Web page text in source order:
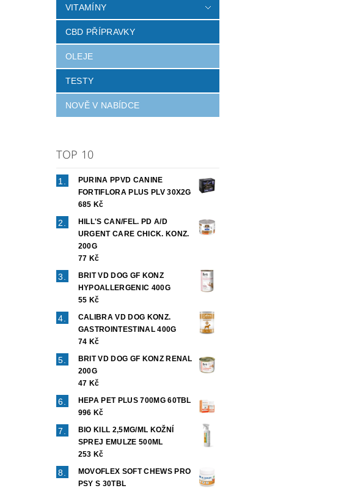
VITAMÍNY
CBD PŘÍPRAVKY
OLEJE
TESTY
NOVĚ V NABÍDCE
TOP 10
PURINA PPVD CANINE
FORTIFLORA PLUS PLV 30X2G
685 Kč
HILL'S CAN/FEL. PD A/D
URGENT CARE CHICK. KONZ.
200G
77 Kč
BRIT VD DOG GF KONZ
HYPOALLERGENIC 400G
55 Kč
CALIBRA VD DOG KONZ.
GASTROINTESTINAL 400G
74 Kč
BRIT VD DOG GF KONZ RENAL
200G
47 Kč
HEPA PET PLUS 700MG 60TBL
996 Kč
BIO KILL 2,5MG/ML KOŽNÍ
SPREJ EMULZE 500ML
253 Kč
MOVOFLEX SOFT CHEWS PRO
PSY S 30TBL